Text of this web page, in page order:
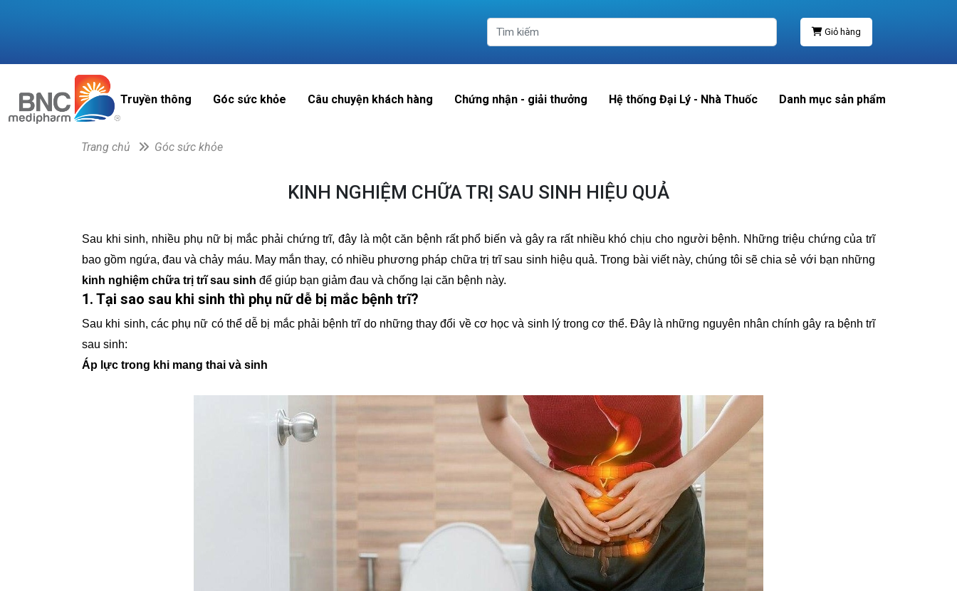
Giỏ hàng
Truyền thông Góc sức khỏe Câu chuyện khách hàng Chứng nhận - giải thưởng Hệ thống Đại Lý - Nhà Thuốc Danh mục sản phẩm
Trang chủ Góc sức khỏe
KINH NGHIỆM CHỮA TRỊ SAU SINH HIỆU QUẢ
Sau khi sinh, nhiều phụ nữ bị mắc phải chứng trĩ, đây là một căn bệnh rất phổ biến và gây ra rất nhiều khó chịu cho người bệnh. Những triệu chứng của trĩ
bao gồm ngứa, đau và chảy máu. May mắn thay, có nhiều phương pháp chữa trị trĩ sau sinh hiệu quả. Trong bài viết này, chúng tôi sẽ chia sẻ với bạn những
kinh nghiệm chữa trị trĩ sau sinh để giúp bạn giảm đau và chống lại căn bệnh này.
1. Tại sao sau khi sinh thì phụ nữ dễ bị mắc bệnh trĩ?
Sau khi sinh, các phụ nữ có thể dễ bị mắc phải bệnh trĩ do những thay đổi về cơ học và sinh lý trong cơ thể. Đây là những nguyên nhân chính gây ra bệnh trĩ
sau sinh:
Áp lực trong khi mang thai và sinh